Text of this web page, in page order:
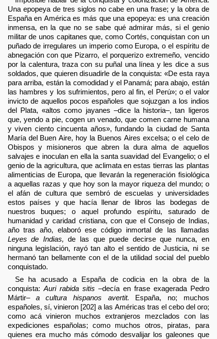
Una epopeya de tres siglos no cabe en una frase; y la obra de
España en América es más que una epopeya: es una creación
inmensa, en la que no se sabe qué admirar más, si el genio
militar de unos capitanes que, como Cortés, conquistan con un
puñado de irregulares un imperio como Europa, o el espíritu de
abnegación con que Pizarro, el porquerizo extremeño, vencido
por la calentura, traza con su puñal una línea y les dice a sus
soldados, que quieren disuadirle de la conquista: «De esta raya
para arriba, están la comodidad y el Panamá; para abajo, están
las hambres y los sufrimientos, pero al fin, el Perú»; o el valor
invicto de aquellos pocos españoles que sojuzgan a los indios
del Plata, «altos como jayanes –dice la historia–, tan ligeros
que, yendo a pie, cogen un venado, que comen carne humana
y viven ciento cincuenta años», fundando la ciudad de Santa
María del Buen Aire, hoy la Buenos Aires excelsa; o el celo de
Obispos y misioneros que abren la dura alma de aquellos
salvajes e inoculan en ella la santa suavidad del Evangelio; o el
genio de la agricultura, que aclimata en estas tierras las plantas
alimenticias de Europa, que llevarán la regeneración fisiológica
a aquellas razas y que hoy son la mayor riqueza del mundo; o
el afán de cultura que sembró de escuelas y universidades
estos países y que hacía llenar de libros las bodegas de
nuestros buques; o aquel profundo espíritu, saturado de
humanidad y caridad cristiana, con que el Consejo de Indias,
año tras año, elaboró ese código inmortal de las llamadas
Leyes de Indias, de las que puede decirse que nunca, en
ninguna legislación, rayó tan alto el sentido de Justicia, ni se
hermanó tan bellamente con el de la utilidad social del pueblo
conquistado.
Se ha acusado a España de codicia en la obra de la
conquista: Auri rabida sitis –decía en frase exagerada Pedro
Mártir– a cultura hispanos avertit. España, no; muchos
españoles, sí, vinieron [202] a las Américas tras el cebo del oro;
como acá vinieron muchos extranjeros mezclados con las
expediciones españolas; como muchos otros, piratas, para
quienes era mucho más cómodo desvalijar los galeones que